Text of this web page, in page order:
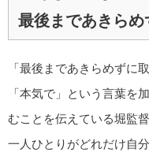
最後まであきらめ
「最後まであきらめずに
「本気で」という言葉を
むことを伝えている堀監
一人ひとりがどれだけ自